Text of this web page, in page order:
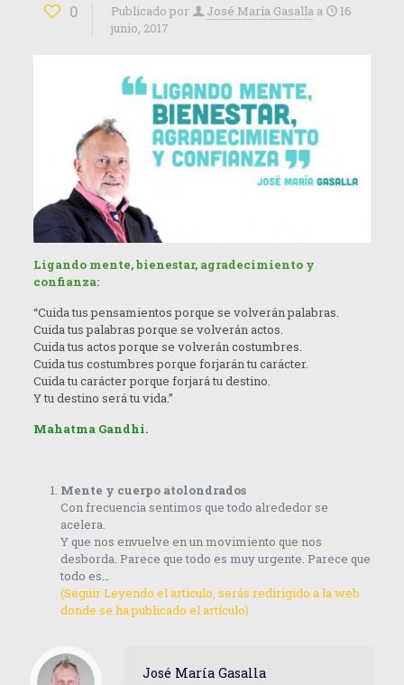
0 Publicado por José María Gasalla a
16
junio, 2017
Ligando mente, bienestar, agradecimiento y
confianza:
“Cuida tus pensamientos porque se volverán palabras.
Cuida tus palabras porque se volverán actos.
Cuida tus actos porque se volverán costumbres.
Cuida tus costumbres porque forjarán tu carácter.
Cuida tu carácter porque forjará tu destino.
Y tu destino será tu vida.”
Mahatma Gandhi.
Mente y cuerpo atolondrados
Con frecuencia sentimos que todo alrededor se
acelera.
Y que nos envuelve en un movimiento que nos
desborda. Parece que todo es muy urgente. Parece que
todo es…
(Seguir Leyendo el articulo, serás redirigido a la web
donde se ha publicado el artículo)
José María Gasalla